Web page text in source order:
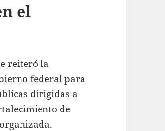
el
reiteró la
federal para
dirigidas a
de